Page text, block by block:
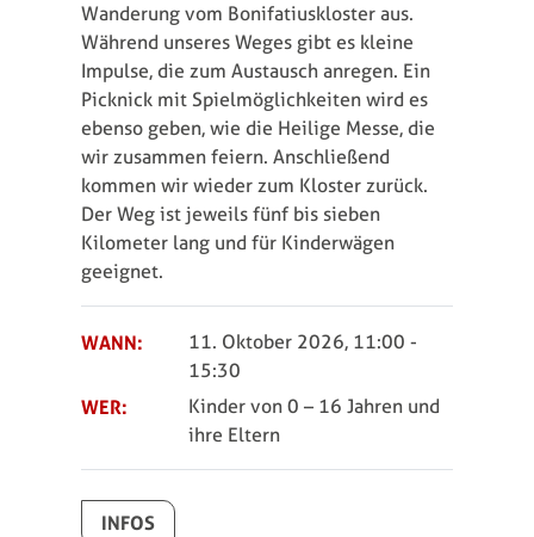
Wanderung vom Bonifatiuskloster aus.
Während unseres Weges gibt es kleine
Impulse, die zum Austausch anregen. Ein
Picknick mit Spielmöglichkeiten wird es
ebenso geben, wie die Heilige Messe, die
wir zusammen feiern. Anschließend
kommen wir wieder zum Kloster zurück.
Der Weg ist jeweils fünf bis sieben
Kilometer lang und für Kinderwägen
geeignet.
WANN: 11. Oktober 2026, 11:00 -
15:30
WER:
Kinder von 0 – 16 Jahren und
ihre Eltern
INFOS